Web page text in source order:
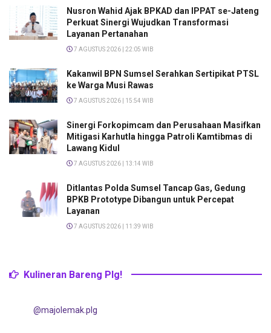
Nusron Wahid Ajak BPKAD dan IPPAT se-Jateng
Perkuat Sinergi Wujudkan Transformasi
Layanan Pertanahan
7 AGUSTUS 2026 | 22:05 WIB
Kakanwil BPN Sumsel Serahkan Sertipikat PTSL
ke Warga Musi Rawas
7 AGUSTUS 2026 | 15:54 WIB
Sinergi Forkopimcam dan Perusahaan Masifkan
Mitigasi Karhutla hingga Patroli Kamtibmas di
Lawang Kidul
7 AGUSTUS 2026 | 13:14 WIB
Ditlantas Polda Sumsel Tancap Gas, Gedung
BPKB Prototype Dibangun untuk Percepat
Layanan
7 AGUSTUS 2026 | 11:39 WIB
Kulineran Bareng Plg!
@majolemak.plg